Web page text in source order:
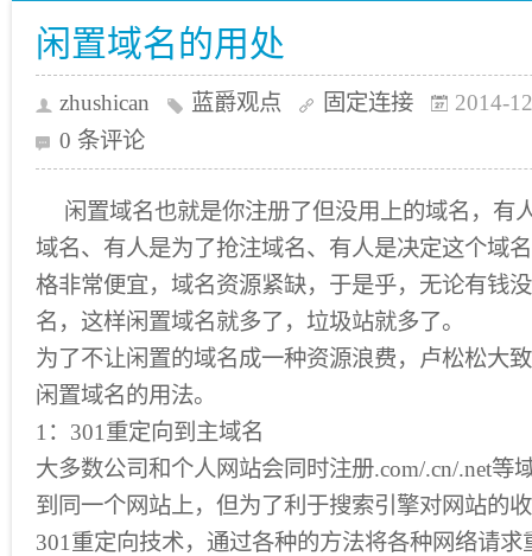
闲置域名的用处
zhushican 蓝爵观点 固定连接
2014-
0 条评论
闲置域名也就是你注册了但没用上的域名，有
域名、有人是为了抢注域名、有人是决定这个域
格非常便宜，域名资源紧缺，于是乎，无论有钱
名，这样闲置域名就多了，垃圾站就多了。
为了不让闲置的域名成一种资源浪费，卢松松大
闲置域名的用法。
1：301重定向到主域名
大多数公司和个人网站会同时注册.com/.cn/.net等
到同一个网站上，但为了利于搜索引擎对网站的
301重定向技术，通过各种的方法将各种网络请